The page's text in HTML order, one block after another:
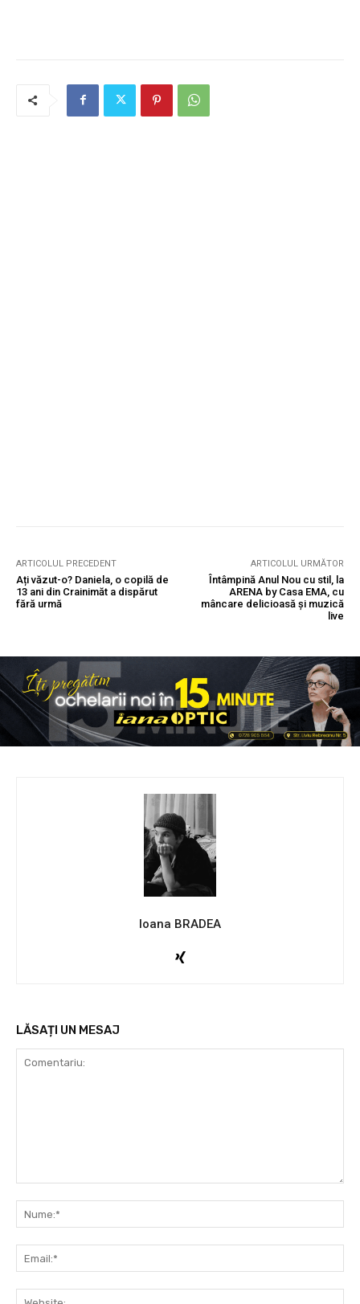
ARTICOLUL PRECEDENT
Ați văzut-o? Daniela, o copilă de
13 ani din Crainimăt a dispărut
fără urmă
ARTICOLUL URMĂTOR
Întâmpină Anul Nou cu stil, la
ARENA by Casa EMA, cu
mâncare delicioasă și muzică
live
Ioana BRADEA
LĂSAȚI UN MESAJ